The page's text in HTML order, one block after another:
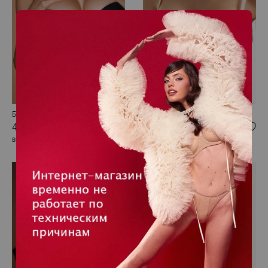
Бюстгальтер пуш-ап
4 200 RUB
BRITISH HOLIDAYS
Бюстгальтер балконет
4 500 RUB